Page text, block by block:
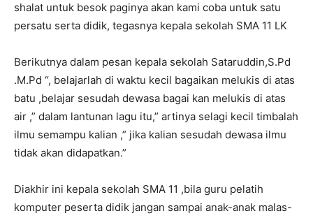
shalat untuk besok paginya akan kami coba untuk satu
persatu serta didik, tegasnya kepala sekolah SMA 11 LK
Berikutnya dalam pesan kepala sekolah Sataruddin,S.Pd
.M.Pd “, belajarlah di waktu kecil bagaikan melukis di atas
batu ,belajar sesudah dewasa bagai kan melukis di atas
air ,” dalam lantunan lagu itu,” artinya selagi kecil timbalah
ilmu semampu kalian ,” jika kalian sesudah dewasa ilmu
tidak akan didapatkan.”
Diakhir ini kepala sekolah SMA 11 ,bila guru pelatih
komputer peserta didik jangan sampai anak-anak malas-